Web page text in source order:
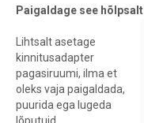
Paigaldage see hõlpsalt
Lihtsalt asetage
kinnitusadapter
pagasiruumi, ilma et
oleks vaja paigaldada,
puurida ega lugeda